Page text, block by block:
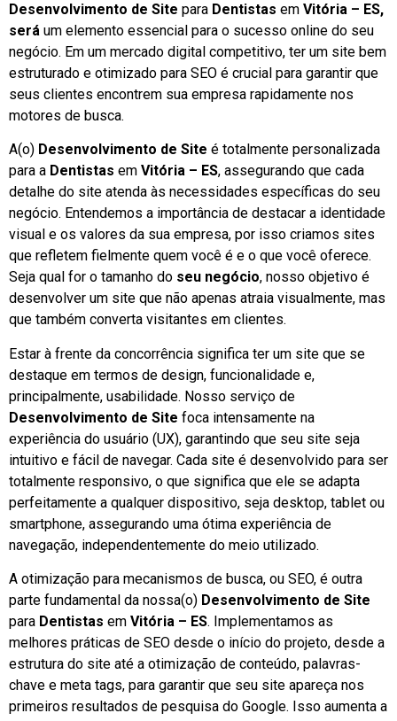
Desenvolvimento de Site para Dentistas em Vitória – ES,
será um elemento essencial para o sucesso online do seu
negócio. Em um mercado digital competitivo, ter um site bem
estruturado e otimizado para SEO é crucial para garantir que
seus clientes encontrem sua empresa rapidamente nos
motores de busca.
A(o) Desenvolvimento de Site é totalmente personalizada
para a Dentistas em Vitória – ES, assegurando que cada
detalhe do site atenda às necessidades específicas do seu
negócio. Entendemos a importância de destacar a identidade
visual e os valores da sua empresa, por isso criamos sites
que refletem fielmente quem você é e o que você oferece.
Seja qual for o tamanho do seu negócio, nosso objetivo é
desenvolver um site que não apenas atraia visualmente, mas
que também converta visitantes em clientes.
Estar à frente da concorrência significa ter um site que se
destaque em termos de design, funcionalidade e,
principalmente, usabilidade. Nosso serviço de
Desenvolvimento de Site foca intensamente na
experiência do usuário (UX), garantindo que seu site seja
intuitivo e fácil de navegar. Cada site é desenvolvido para ser
totalmente responsivo, o que significa que ele se adapta
perfeitamente a qualquer dispositivo, seja desktop, tablet ou
smartphone, assegurando uma ótima experiência de
navegação, independentemente do meio utilizado.
A otimização para mecanismos de busca, ou SEO, é outra
parte fundamental da nossa(o) Desenvolvimento de Site
para Dentistas em Vitória – ES. Implementamos as
melhores práticas de SEO desde o início do projeto, desde a
estrutura do site até a otimização de conteúdo, palavras-
chave e meta tags, para garantir que seu site apareça nos
primeiros resultados de pesquisa do Google. Isso aumenta a